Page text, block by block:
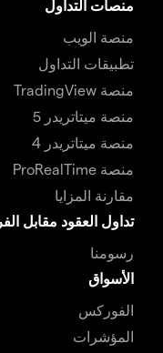
منصات التداول
منصة الويب
تطبيقات التداول
منصة TradingView
منصة ميتاتريدر 5
منصة ميتاتريدر 4
منصة ProRealTime
مقارنة المزايا
تداول العقود مقابل
رسومنا
الأسواق
الفوركس
المؤشرات